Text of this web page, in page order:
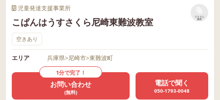
児童発達支援事業所
こぱんはうすさくら尼崎東難波教室
リストに
保存
空きあり
エリア 兵庫県>尼崎市>東難波町
1分で完了！
お問い合わせ
(無料)
電話で聞く
050-1793-0048